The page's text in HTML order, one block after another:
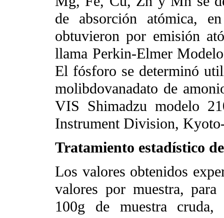
de absorción atómica,
obtuvieron por emisión
llama Perkin-Elmer
El fósforo se determinó
molibdovanadato de
VIS Shimadzu modelo
Instrument Division,
Tratamiento estadístico
Los valores obtenidos
valores por muestra,
100g de muestra